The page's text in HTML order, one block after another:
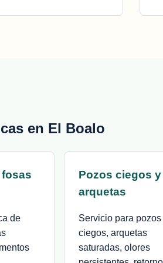
en El Boalo
de
Pozos ciegos y
arquetas
Servicio para pozos
ciegos, arquetas
saturadas, olores